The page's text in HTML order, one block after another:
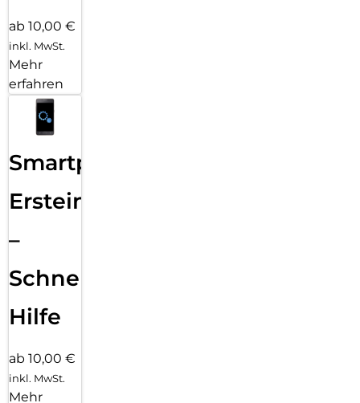
ab 10,00 €
inkl. MwSt.
Mehr
erfahren
Smartphone
Ersteinrichtung
–
Schnelle
Hilfe
ab 10,00 €
inkl. MwSt.
Mehr